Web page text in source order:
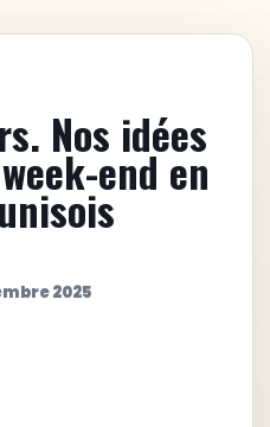
Nos idées
end en
2025